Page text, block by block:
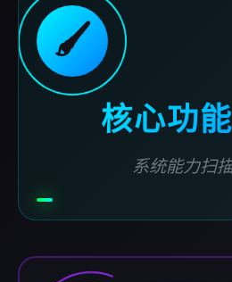
🖌️
核心功
系统能力扫